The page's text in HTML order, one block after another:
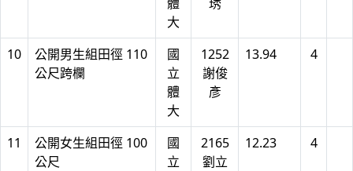
大
10
公開男生組田徑 110
公尺跨欄
國
立
體
大
1252
謝俊
彥
13.94 4
11
公開女生組田徑 100
公尺
國
立
2165
劉立
12.23 4